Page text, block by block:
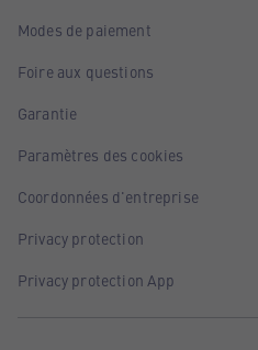
Modes de paiement
Foire aux questions
Garantie
Paramètres des cookies
Coordonnées d'entreprise
Privacy protection
Privacy protection App